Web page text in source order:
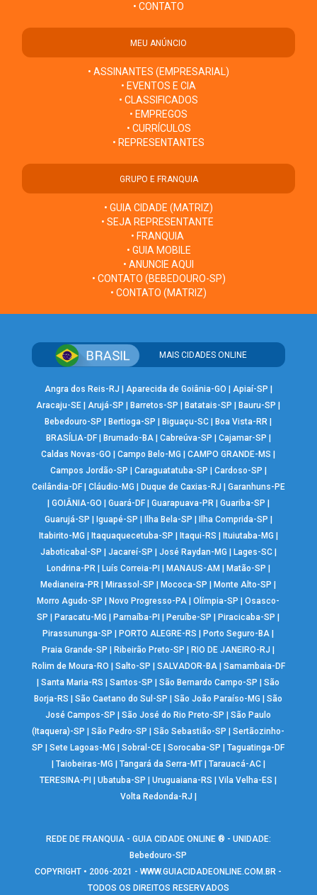
• CONTATO
MEU ANÚNCIO
• ASSINANTES (EMPRESARIAL)
• EVENTOS E CIA
• CLASSIFICADOS
• EMPREGOS
• CURRÍCULOS
• REPRESENTANTES
GRUPO E FRANQUIA
• GUIA CIDADE (MATRIZ)
• SEJA REPRESENTANTE
• FRANQUIA
• GUIA MOBILE
• ANUNCIE AQUI
• CONTATO (BEBEDOURO-SP)
• CONTATO (MATRIZ)
MAIS CIDADES ONLINE
Angra dos Reis-RJ Aparecida de Goiânia-GO Apiaí-SP
Aracaju-SE |Arujá-SP Barretos-SP Batatais-SP Bauru-SP
Bebedouro-SP
Bertioga-SP Biguaçu-SC Boa Vista-RR
BRASÍLIA-DF| Brumado-BA| Cabreúva-SP Cajamar-SP
Caldas Novas-GO
|Campo Belo-MG |CAMPO GRANDE-MS
Campos Jordão-SP
Caraguatatuba-SP Cardoso-SP
Ceilândia-DF| Cláudio-MG Duque de Caxias-RJ
Garanhuns-PE
GOIÂNIA-GO Guará-DF| Guarapuava-PR| Guariba-SP
Guarujá-SP
Iguapé-SP Ilha Bela-SP Ilha Comprida-SP
Itabirito-MG
Itaquaquecetuba-SP Itaqui-RS Ituiutaba-MG
Jaboticabal-SP
Jacareí-SP José Raydan-MG Lages-SC|
Londrina-PR| Luís Correia-PI MANAUS-AM Matão-SP
Medianeira-PR
Mirassol-SP Mococa-SP Monte Alto-SP
Morro Agudo-SP
Novo Progresso-PA |Olímpia-SP |Osasco-
SP
Paracatu-MG Parnaíba-PI Peruíbe-SP Piracicaba-SP
Pirassununga-SP
PORTO ALEGRE-RS Porto Seguro-BA
Praia Grande-SP
Ribeirão Preto-SP RIO DE JANEIRO-RJ
Rolim de Moura-RO
Salto-SP SALVADOR-BA| Samambaia-DF
|Santa Maria-RS |Santos-SP |São Bernardo Campo-SP |São
Borja-RS
|São Caetano do Sul-SP |São João Paraíso-MG |São
José Campos-SP
|São José do Rio Preto-SP |São Paulo
(Itaquera)-SP
|São Pedro-SP |São Sebastião-SP |Sertãozinho-
SP
|Sete Lagoas-MG |Sobral-CE |Sorocaba-SP |Taguatinga-DF
Taiobeiras-MG Tangará da Serra-MT| Tarauacá-AC|
TERESINA-PI
|Ubatuba-SP |Uruguaiana-RS |Vila Velha-ES
Volta Redonda-RJ
REDE DE FRANQUIA - GUIA CIDADE ONLINE ® - UNIDADE:
Bebedouro-SP
COPYRIGHT • 2006-2021 -WWW.GUIACIDADEONLINE.COM.BR -
TODOS OS DIREITOS RESERVADOS